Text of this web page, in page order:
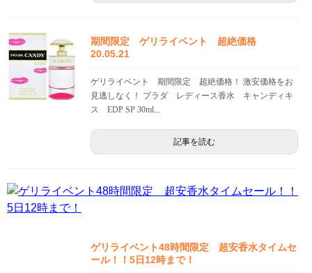
期間限定 ゲリライベント 超絶価格
20.05.21
ゲリライベント 期間限定 超絶価格！ 激安価格をお
見逃しなく！ プラダ レディース香水 キャンディキ
ス EDP SP 30ml...
記事を読む
ゲリライベント48時間限定 超安香水タイムセ
ール！！5日12時まで！